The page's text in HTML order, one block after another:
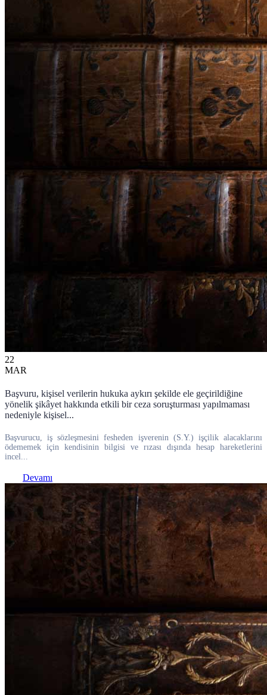
22
MAR
Başvuru, kişisel verilerin hukuka aykırı şekilde ele geçirildiğine
yönelik şikâyet hakkında etkili bir ceza soruşturması yapılmaması
nedeniyle kişisel...
Başvurucu, iş sözleşmesini fesheden işverenin (S.Y.) işçilik alacaklarını
ödememek için kendisinin bilgisi ve rızası dışında hesap hareketlerini
incel...
Devamı